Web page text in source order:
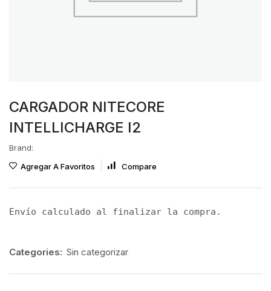
CARGADOR NITECORE
INTELLICHARGE I2
Brand:
Agregar A Favoritos
Compare
Envío calculado al finalizar la compra.
Categories: Sin categorizar